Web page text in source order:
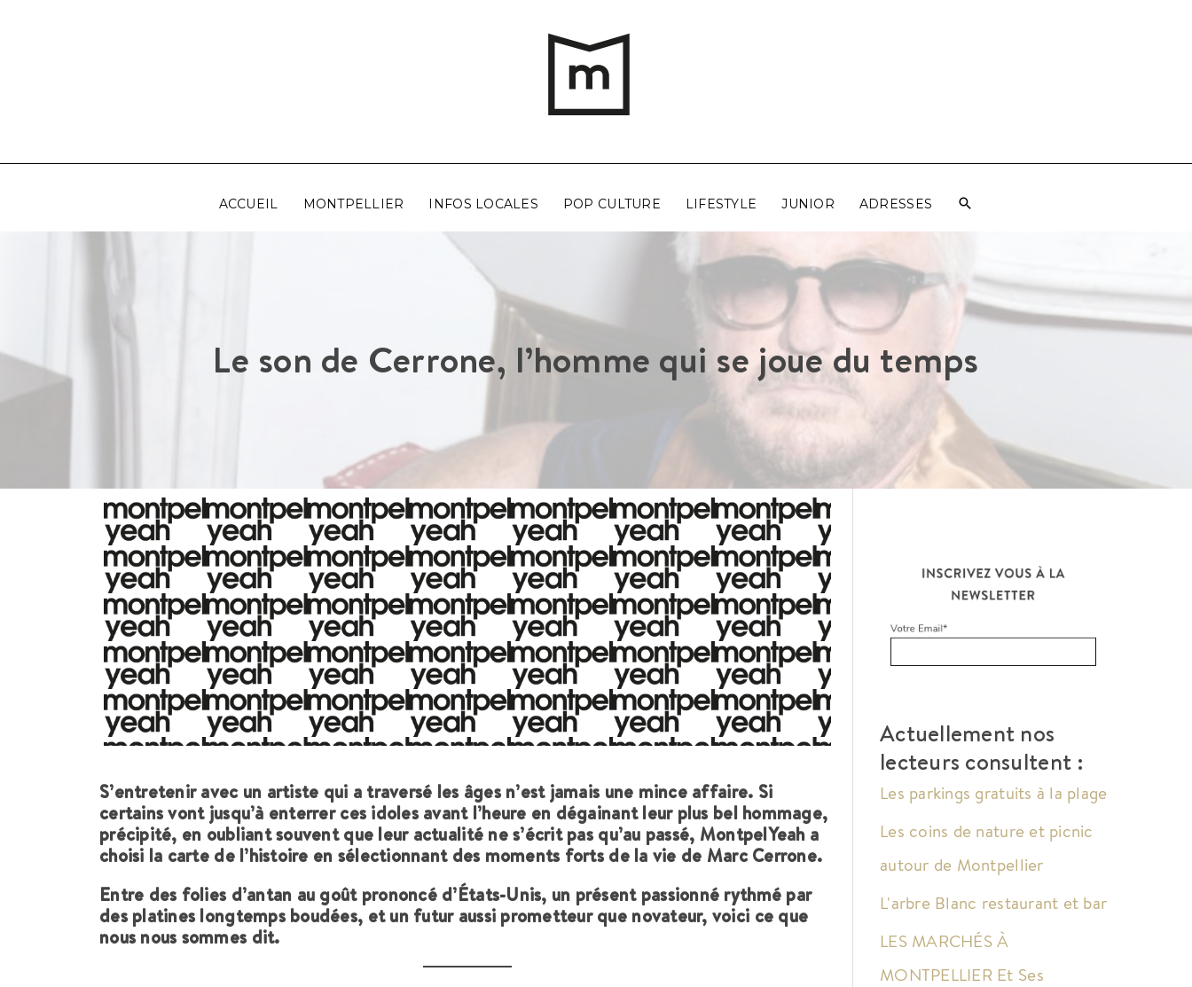
ACCUEIL MONTPELLIER INFOS LOCALES POP CULTURE LIFESTYLE JUNIOR ADRESSES
Le son de Cerrone, l’homme qui se joue du temps
S’entretenir avec un artiste qui a traversé les âges n’est jamais une mince affaire. Si
certains vont jusqu’à enterrer ces idoles avant l’heure en dégainant leur plus bel hommage,
précipité, en oubliant souvent que leur actualité ne s’écrit pas qu’au passé, MontpelYeah a
choisi la carte de l’histoire en sélectionnant des moments forts de la vie de Marc Cerrone.
Entre des folies d’antan au goût prononcé d’États-Unis, un présent passionné rythmé par
des platines longtemps boudées, et un futur aussi prometteur que novateur, voici ce que
nous nous sommes dit.
Actuellement nos
lecteurs consultent :
Les parkings gratuits à la plage
Les coins de nature et picnic
autour de Montpellier
L'arbre Blanc restaurant et bar
LES MARCHÉS À
MONTPELLIER Et Ses